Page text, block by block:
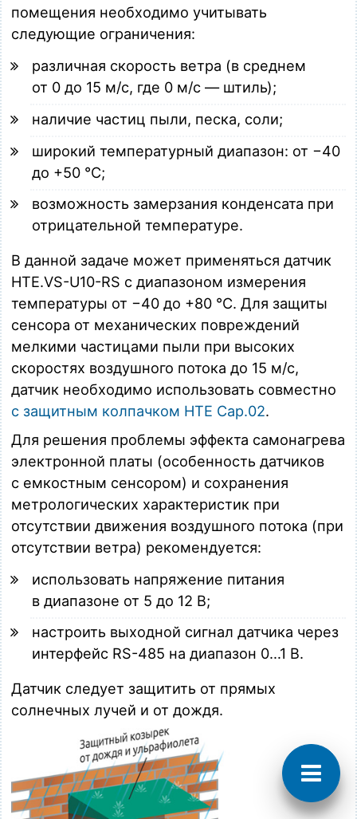
помещения необходимо учитывать
следующие ограничения:
различная скорость ветра (в среднем
от 0 до 15 м/c, где 0 м/c — штиль);
наличие частиц пыли, песка, соли;
широкий температурный диапазон: от −40
до +50 °C;
возможность замерзания конденсата при
отрицательной температуре.
В данной задаче может применяться датчик
HTE.VS-U10-RS c диапазоном измерения
температуры от −40 до +80 °C. Для защиты
сенсора от механических повреждений
мелкими частицами пыли при высоких
скоростях воздушного потока до 15 м/с,
датчик необходимо использовать совместно
с защитным колпачком HTE Cap.02.
Для решения проблемы эффекта самонагрева
электронной платы (особенность датчиков
с емкостным сенсором) и сохранения
метрологических характеристик при
отсутствии движения воздушного потока (при
отсутствии ветра) рекомендуется:
использовать напряжение питания
в диапазоне от 5 до 12 В;
настроить выходной сигнал датчика через
интерфейс RS-485 на диапазон 0…1 В.
Датчик следует защитить от прямых
солнечных лучей и от дождя.
© 2016—2026 МЕГАКИП
Официальный дистрибьютор продукции
брендов
ELHART, VALMA и ONDO на территории
Беларуси
МЕГАКИП
Поддержка